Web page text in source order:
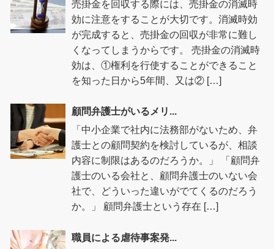
売掛金を回収する際には、売掛金の消滅時
効に注意をすることが大切です。消滅時効
が完成すると、売掛金の回収が非常に難し
くなってしまうからです。 売掛金の消滅時
効は、①権利を行使することができること
を知った日から5年間、又は② […]
顧問弁護士がいるメリ...
「中小企業で社内に法務部がないため、弁
護士との顧問契約を検討しているが、相談
内容に制限はあるのだろうか。」 「顧問弁
護士のいる会社と、顧問弁護士のいない会
社で、どういった違いがでてくるのだろう
か。」 顧問弁護士という存在 […]
職員による虐待事案発...